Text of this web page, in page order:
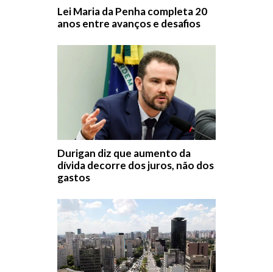
Lei Maria da Penha completa 20
anos entre avanços e desafios
Durigan diz que aumento da
dívida decorre dos juros, não dos
gastos